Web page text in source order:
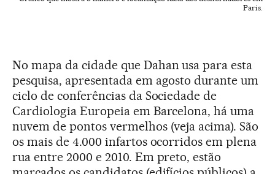
Paris.
No mapa da cidade que Dahan usa para esta
pesquisa, apresentada em agosto durante um
ciclo de conferências da Sociedade de
Cardiologia Europeia em Barcelona, há uma
nuvem de pontos vermelhos (veja acima). São
os mais de 4.000 infartos ocorridos em plena
rua entre 2000 e 2010. Em preto, estão